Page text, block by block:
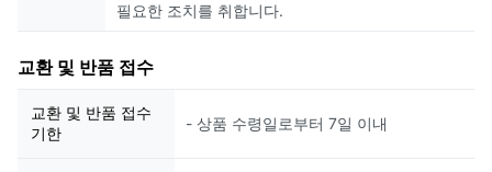
필요한 조치를 취합니다.
교환 및 반품 접수
교환 및 반품 접수
기한
- 상품 수령일로부터 7일 이내